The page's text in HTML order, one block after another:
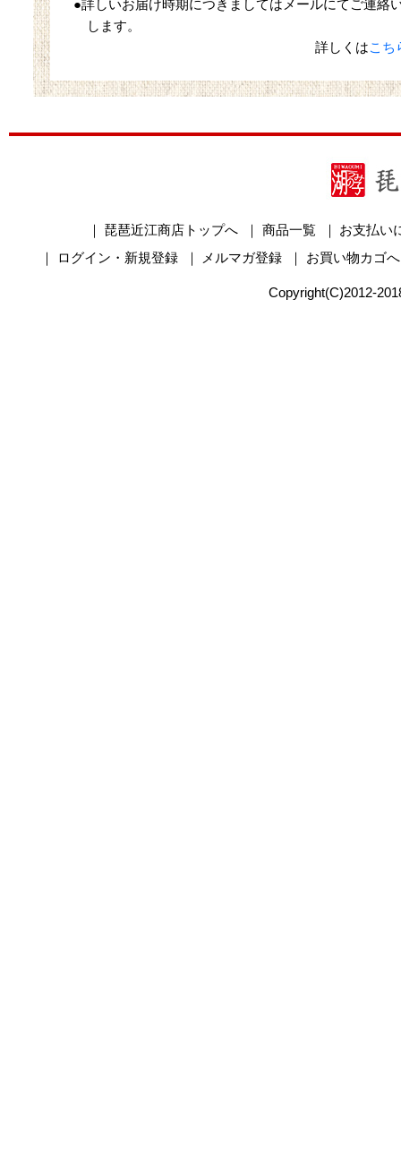
●詳しいお届け時期につきましてはメールにてご連絡
します。
詳しくはこち
｜ 琵琶近江商店トップへ ｜ 商品一覧 ｜
お支払い
｜
ログイン・新規登録 ｜ メルマガ登録 ｜ お買い物カゴへ
Copyright(C)2012-